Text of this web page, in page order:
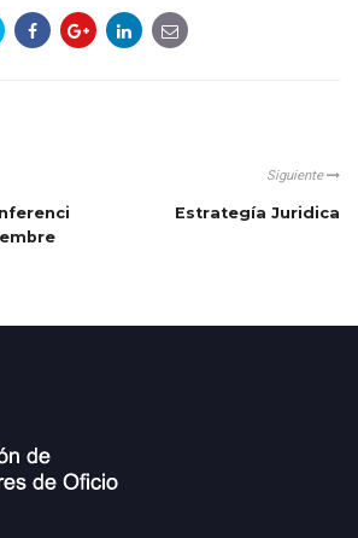
Siguiente
Estrategía Juridica